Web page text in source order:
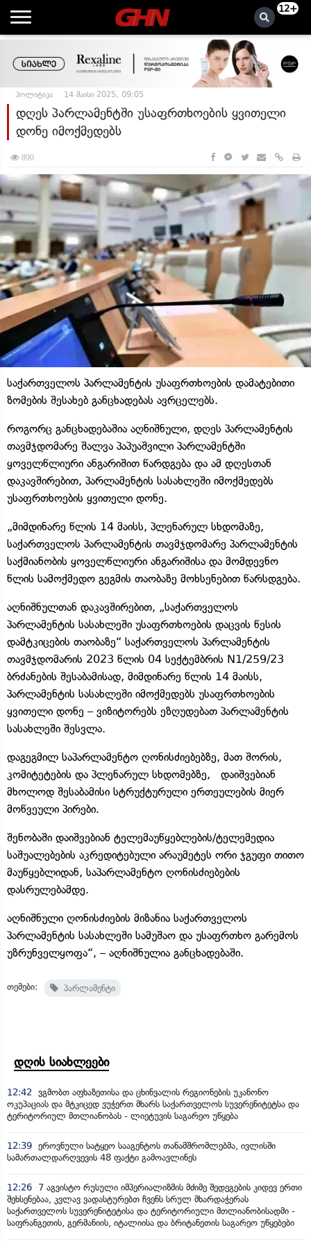
12+
პოლიტიკა 14 მაისი 2025, 09:05
დღეს პარლამენტში უსაფრთხოების ყვითელი
დონე იმოქმედებს
890
საქართველოს პარლამენტის უსაფრთხოების დამატებითი
ზომების შესახებ განცხადებას ავრცელებს.
როგორც განცხადებაშია აღნიშნული, დღეს პარლამენტის
თავმჯდომარე შალვა პაპუაშვილი პარლამენტში
ყოველწლიური ანგარიშით წარდგება და ამ დღესთან
დაკავშირებით, პარლამენტის სასახლეში იმოქმედებს
უსაფრთხოების ყვითელი დონე.
„მიმდინარე წლის 14 მაისს, პლენარულ სხდომაზე,
საქართველოს პარლამენტის თავმჯდომარე პარლამენტის
საქმიანობის ყოველწლიური ანგარიშისა და მომდევნო
წლის სამოქმედო გეგმის თაობაზე მოხსენებით წარსდგება.
აღნიშნულთან დაკავშირებით, „საქართველოს
პარლამენტის სასახლეში უსაფრთხოების დაცვის წესის
დამტკიცების თაობაზე“ საქართველოს პარლამენტის
თავმჯდომარის 2023 წლის 04 სექტემბრის N1/259/23
ბრძანების შესაბამისად, მიმდინარე წლის 14 მაისს,
პარლამენტის სასახლეში იმოქმედებს უსაფრთხოების
ყვითელი დონე – ვიზიტორებს ეზღუდებათ პარლამენტის
სასახლეში შესვლა.
დაგეგმილ საპარლამენტო ღონისძიებებზე, მათ შორის,
კომიტეტების და პლენარულ სხდომებზე, დაიშვებიან
მხოლოდ შესაბამისი სტრუქტურული ერთეულების მიერ
მოწვეული პირები.
შენობაში დაიშვებიან ტელემაუწყებლების/ტელემედია
საშუალებების აკრედიტებული არაუმეტეს ორი ჯგუფი თითო
მაუწყებლიდან, საპარლამენტო ღონისძიებების
დასრულებამდე.
აღნიშნული ღონისძიების მიზანია საქართველოს
პარლამენტის სასახლეში სამუშაო და უსაფრთხო გარემოს
უზრუნველყოფა“, – აღნიშნულია განცხადებაში.
თემები: პარლამენტი
დღის სიახლეები
12:42
ვგმობთ აფხაზეთისა და ცხინვალის რეგიონების უკანონო
ოკუპაციას და მტკიცედ ვუჭერთ მხარს საქართველოს სუვერენიტეტსა და
ტერიტორიულ მთლიანობას - ლიეტუვის საგარეო უწყება
12:39 ეროვნული სატყეო სააგენტოს თანამშრომლებმა, ივლისში
სამართალდარღვევის 48 ფაქტი გამოავლინეს
12:26
7 აგვისტო რუსული იმპერიალიზმის მძიმე შედეგების კიდევ ერთი
შეხსენებაა, კვლავ ვადასტურებთ ჩვენს სრულ მხარდაჭერას
საქართველოს სუვერენიტეტისა და ტერიტორიული მთლიანობისადმი -
საფრანგეთის, გერმანიის, იტალიისა და ბრიტანეთის საგარეო უწყებები